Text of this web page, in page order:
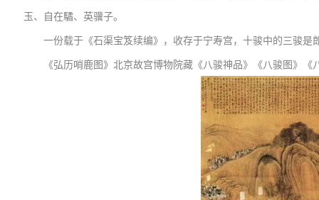
玉、自在驈、英骥子。
一份载于《石渠宝笈续编》，收存于宁寿宫，十骏中的三骏
《弘历哨鹿图》北京故宫博物院藏《八骏神品》《八骏图》